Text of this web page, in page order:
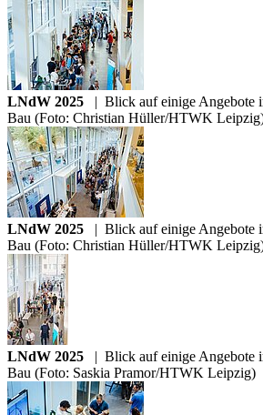
LNdW 2025 | Blick auf einige Angebote
Bau (Foto: Christian Hüller/HTWK
LNdW 2025 | Blick auf einige Angebote
Bau (Foto: Christian Hüller/HTWK
LNdW 2025 | Blick auf einige Angebote
Bau (Foto: Saskia Pramor/HTWK Leipzig)